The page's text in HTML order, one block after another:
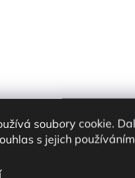
soubory cookie.
s jejich